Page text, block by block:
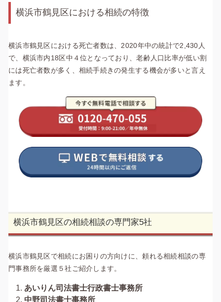
横浜市鶴見区における相続の特徴
横浜市鶴見区における死亡者数は、2020年中の統計で2,430人
で、横浜市内18区中４位と なっており、老齢人口比率が低い割
には死亡者数が多く、相続手続きの発生する機会が多いと言え
ます。
横浜市鶴見区の相続相談の専門家5社
横浜市鶴見区で相続にお困りの方向けに、頼れる相続相談の専
門事務所を厳選５社ご紹介します。
あいりん司法書士行政書士事務所
中野司法書士事務所